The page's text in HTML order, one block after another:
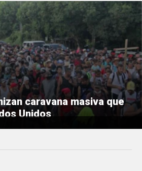
caravana masiva que
Unidos